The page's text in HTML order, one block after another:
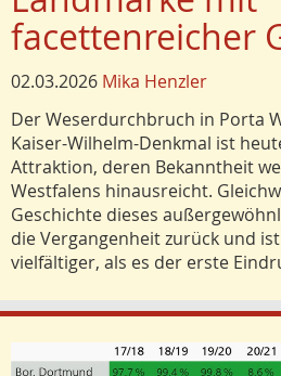
facettenreicher
02.03.2026 Mika Henzler
Der Weserdurchbruch in Porta
Kaiser-Wilhelm-Denkmal ist
Attrak­tion, deren Bekanntheit
Westfalens hinausreicht.
Geschichte dieses
die Vergangenheit zurück und
vielfältiger, als es der erste